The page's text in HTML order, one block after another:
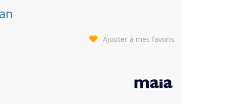
Ajouter à mes favoris